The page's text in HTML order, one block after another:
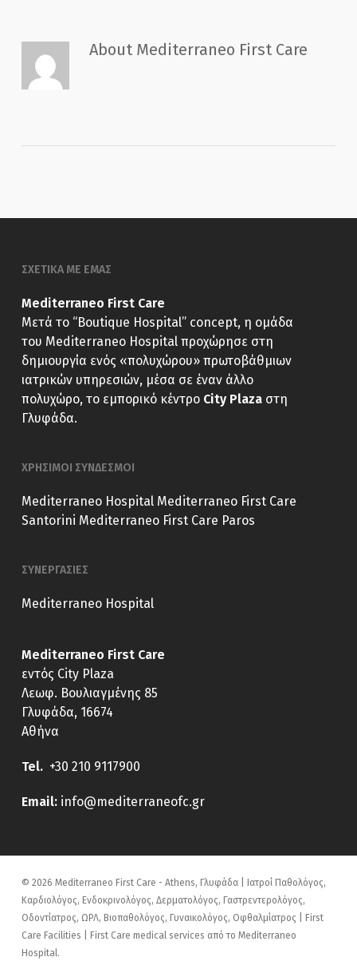
AboutMediterraneo First Care
ΣΧΕΤΙΚΑ ΜΕ ΕΜΑΣ
Mediterraneo First Care
Μετά το “Boutique Hospital” concept, η ομάδα
του Mediterraneo Hospital προχώρησε στη
δημιουργία ενός «πολυχώρου» πρωτοβάθμιων
ιατρικών υπηρεσιών, μέσα σε έναν άλλο
πολυχώρο, το εμπορικό κέντρο City Plazaστη
Γλυφάδα.
ΧΡΗΣΙΜΟΙ ΣΥΝΔΕΣΜΟΙ
Mediterraneo Hospital Mediterraneo First Care
Santorini Mediterraneo First Care Paros
ΣΥΝΕΡΓΑΣΙΕΣ
Mediterraneo Hospital
Mediterraneo First Care
εντός City Plaza
Λεωφ. Βουλιαγμένης 85
Γλυφάδα, 16674
Αθήνα
Tel. +30 210 9117900
Email: info@mediterraneofc.gr
© 2026 Mediterraneo First Care - Athens, Γλυφάδα | Ιατροί Παθολόγος,
Καρδιολόγος, Ενδοκρινολόγος, Δερματολόγος, Γαστρεντερολόγος,
Οδοντίατρος, ΩΡΛ, Βιοπαθολόγος, Γυναικολόγος, Οφθαλμίατρος | First
Care Facilities | First Care medical services από το Mediterraneo
Hospital.